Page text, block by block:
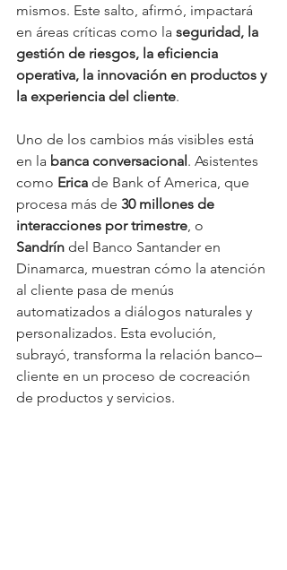
mismos. Este salto, afirmó, impactará
en áreas críticas como la seguridad, la
gestión de riesgos, la eficiencia
operativa, la innovación en productos y
la experiencia del cliente.
Uno de los cambios más visibles está
en la banca conversacional . Asistentes
como Erica de Bank of America, que
procesa más de 30 millones de
interacciones por trimestre, o
Sandrín del Banco Santander en
Dinamarca, muestran cómo la atención
al cliente pasa de menús
automatizados a diálogos naturales y
personalizados. Esta evolución,
subrayó, transforma la relación banco–
cliente en un proceso de cocreación
de productos y servicios.